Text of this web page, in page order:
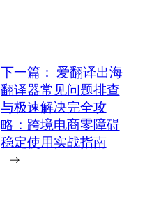
下一篇： 爱翻译出海
翻译器常见问题排查
与极速解决完全攻
略：跨境电商零障碍
稳定使用实战指南
→